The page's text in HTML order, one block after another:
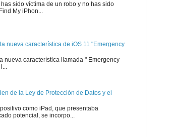
sido víctima de un robo y no has sido
My iPhon...
nueva característica de iOS 11 "Emergency
nueva característica llamada " Emergency
de la Ley de Protección de Datos y el
como iPad, que presentaba
potencial, se incorpo...